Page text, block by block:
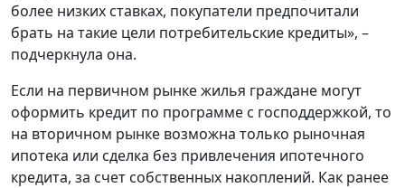
более низких ставках, покупатели предпочитали
брать на такие цели потребительские кредиты», –
подчеркнула она.
Если на первичном рынке жилья граждане могут
оформить кредит по программе с господдержкой, то
на вторичном рынке возможна только рыночная
ипотека или сделка без привлечения ипотечного
кредита, за счет собственных накоплений. Как ранее